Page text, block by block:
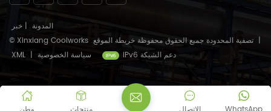
المدونة | خبر
© Xinxiang Coolworks تصفية المحدودة جميع الحقوق محفوظة |
XML | سياسة الخصوصية IPv6 دعم الشبكة